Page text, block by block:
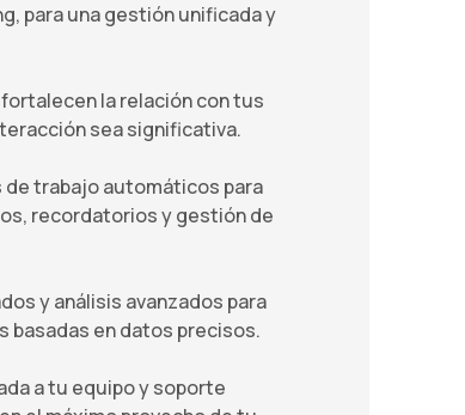
para una gestión unificada y
la relación con tus
sea significativa.
trabajo automáticos para
recordatorios y gestión de
y análisis avanzados para
basadas en datos precisos.
a tu equipo y soporte